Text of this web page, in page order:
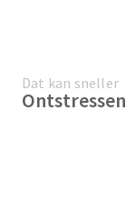
Dat kan sneller